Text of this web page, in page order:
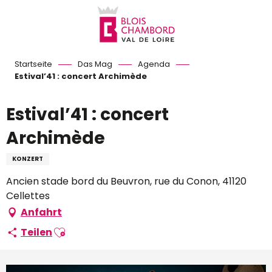
Startseite Das Mag
Agenda
Estival’41 : concert Archimède
Estival’41 : concert
Archimède
KONZERT
Ancien stade bord du Beuvron, rue du Conon, 41120
Cellettes
Anfahrt
TeilenAjouter aux favoris